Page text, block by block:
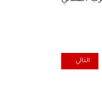
المقال التالي: الدرس الذي يجب
التالي